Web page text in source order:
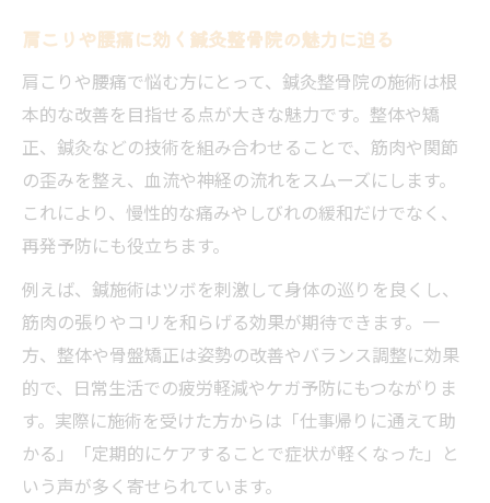
肩こりや腰痛に効く鍼灸整骨院の魅力に迫る
肩こりや腰痛で悩む方にとって、鍼灸整骨院の施術は根
本的な改善を目指せる点が大きな魅力です。整体や矯
正、鍼灸などの技術を組み合わせることで、筋肉や関節
の歪みを整え、血流や神経の流れをスムーズにします。
これにより、慢性的な痛みやしびれの緩和だけでなく、
再発予防にも役立ちます。
例えば、鍼施術はツボを刺激して身体の巡りを良くし、
筋肉の張りやコリを和らげる効果が期待できます。一
方、整体や骨盤矯正は姿勢の改善やバランス調整に効果
的で、日常生活での疲労軽減やケガ予防にもつながりま
す。実際に施術を受けた方からは「仕事帰りに通えて助
かる」「定期的にケアすることで症状が軽くなった」と
いう声が多く寄せられています。